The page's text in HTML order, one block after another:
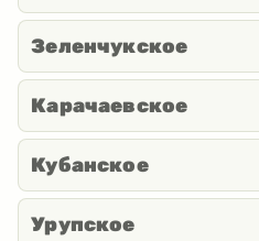
Зеленчукское
Карачаевское
Кубанское
Урупское